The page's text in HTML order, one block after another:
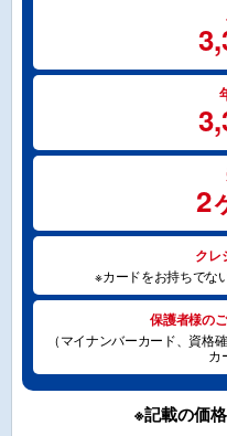
2
クレ
※カードをお持ちでな
保護者様の
（マイナンバーカード、資格
カ
※記載の価